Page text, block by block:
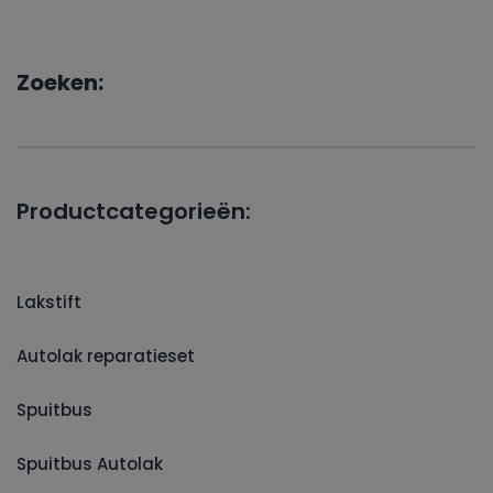
Zoeken:
Productcategorieën:
Lakstift
Autolak reparatieset
Spuitbus
Spuitbus Autolak